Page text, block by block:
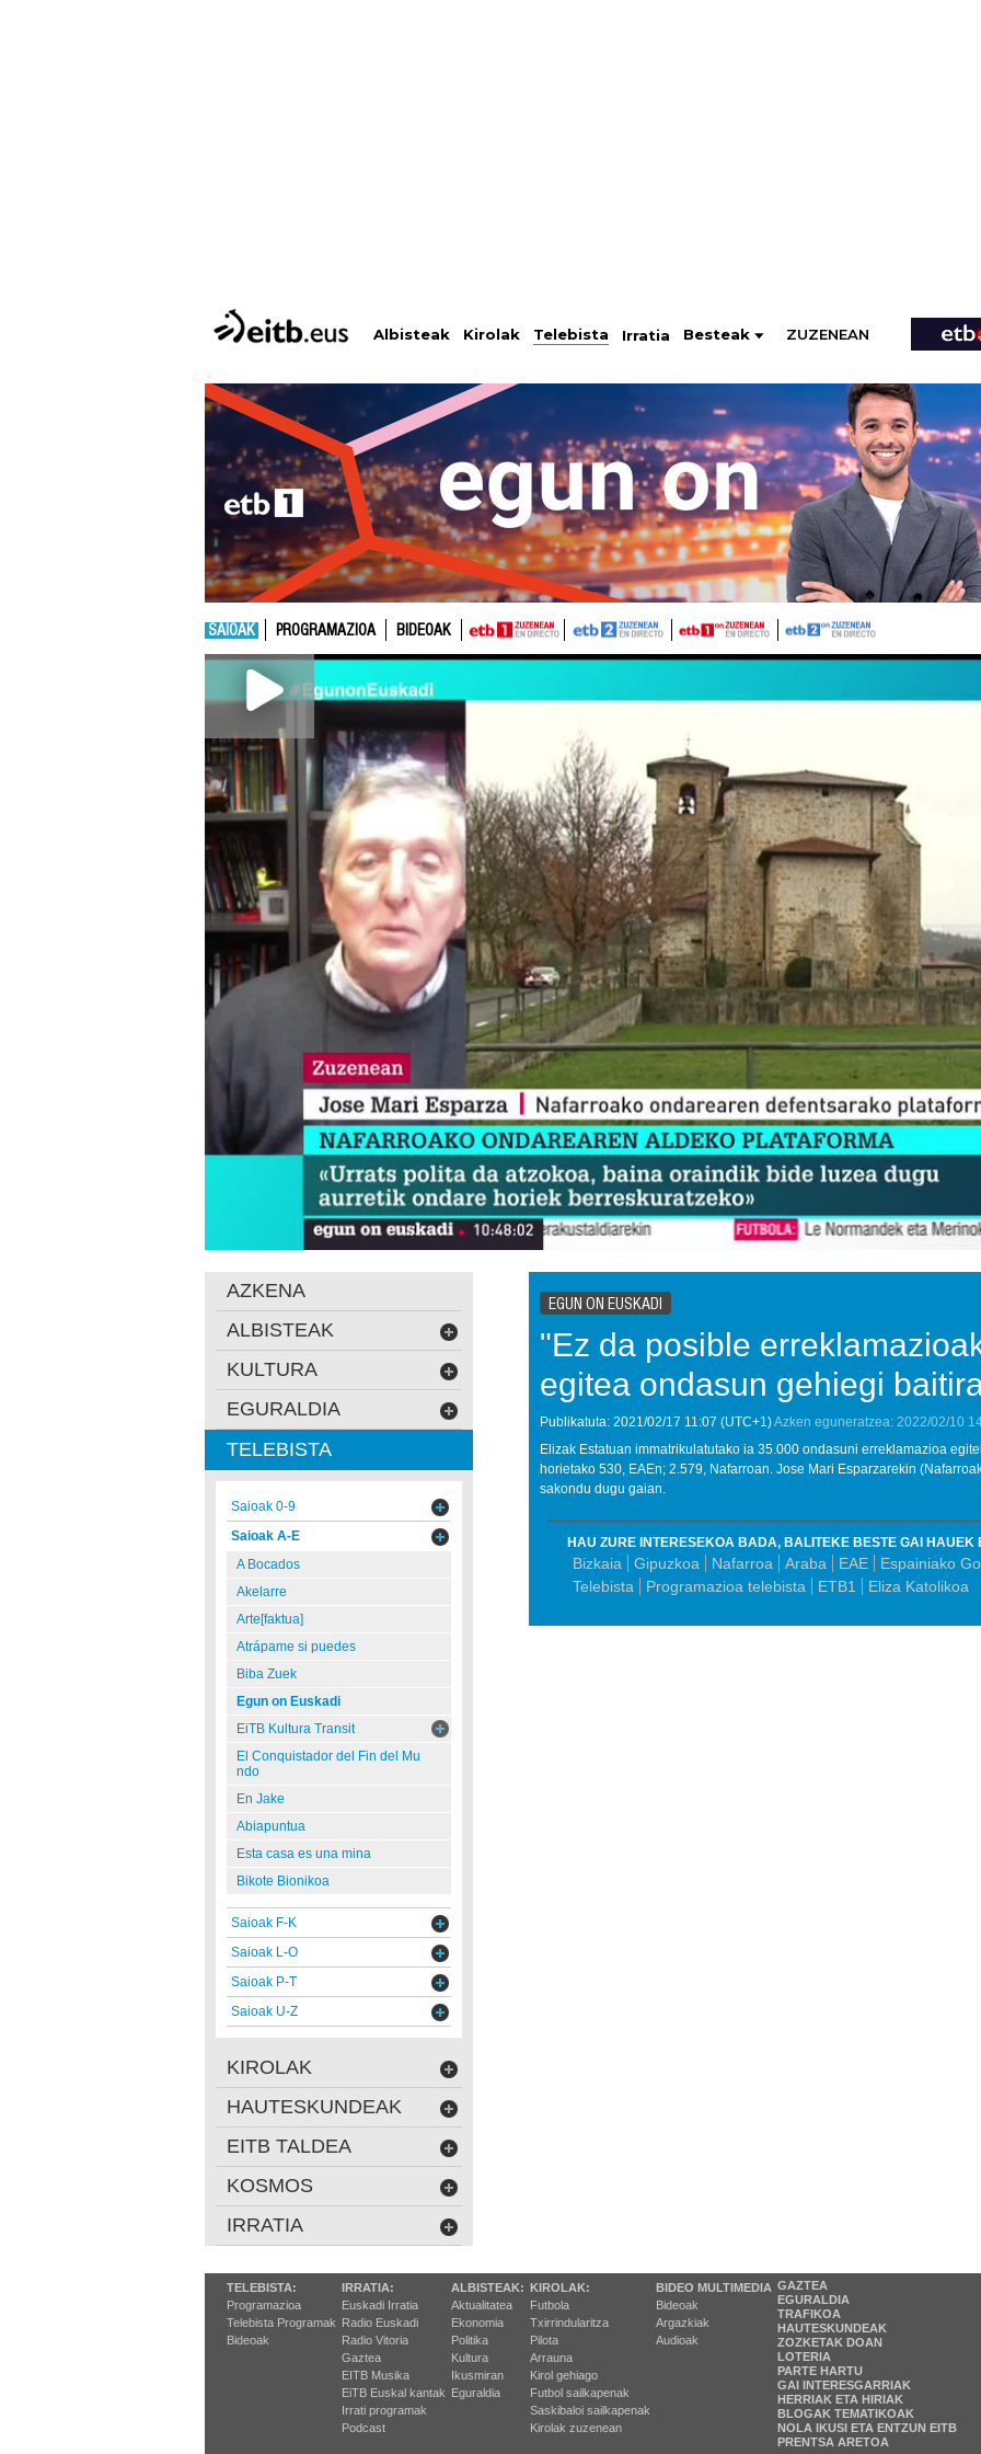
Albisteak Kirolak Telebista Irratia Besteak ZUZENEAN
SAIOAK PROGRAMAZIOA BIDEOAK
EGUN ON EUSKADI
"Ez da posible
egitea ondasun gehiegi
Publikatuta: 2021/02/17 11:07 (UTC+1)Azken eguneratzea: 2022/02/10
Elizak Estatuan immatrikulatutako ia 35.000 ondasuni erreklamazioa
horietako 530, EAEn; 2.579, Nafarroan. Jose Mari Esparzarekin
sakondu dugu gaian.
HAU ZURE INTERESEKOA BADA, BALITEKE BESTE GAI HAUEK
Bizkaia Gipuzkoa Nafarroa Araba EAE Espainiako
Telebista
Programazioa telebista ETB1 Eliza Katolikoa
AZKENA
ALBISTEAK
KULTURA
EGURALDIA
TELEBISTA
Saioak 0-9
Saioak A-E
A Bocados
Akelarre
Arte[faktua]
Atrápame si puedes
Biba Zuek
Egun on Euskadi
EiTB Kultura Transit
El Conquistador del Fin del Mu
ndo
En Jake
Abiapuntua
Esta casa es una mina
Bikote Bionikoa
Saioak F-K
Saioak L-O
Saioak P-T
Saioak U-Z
KIROLAK
HAUTESKUNDEAK
EITB TALDEA
KOSMOS
IRRATIA
TELEBISTA:
Programazioa
Telebista Programak
Bideoak
IRRATIA:
Euskadi Irratia
Radio Euskadi
Radio Vitoria
Gaztea
EITB Musika
EiTB Euskal kantak
Irrati programak
Podcast
ALBISTEAK:
Aktualitatea
Ekonomia
Politika
Kultura
Ikusmiran
Eguraldia
KIROLAK:
Futbola
Txirrindularitza
Pilota
Arrauna
Kirol gehiago
Futbol sailkapenak
Saskibaloi sailkapenak
Kirolak zuzenean
BIDEO MULTIMEDIA
Bideoak
Argazkiak
Audioak
GAZTEA
EGURALDIA
TRAFIKOA
HAUTESKUNDEAK
ZOZKETAK DOAN
LOTERIA
PARTE HARTU
GAI INTERESGARRIAK
HERRIAK ETA HIRIAK
BLOGAK TEMATIKOAK
NOLA IKUSI ETA ENTZUN EITB
PRENTSA ARETOA